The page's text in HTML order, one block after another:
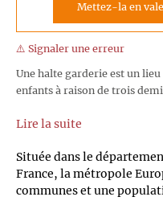
Mettez-la en
⚠️ Signaler une erreur
Une halte garderie est un
enfants à raison de trois
Lire la suite
Située dans le
France, la métropole
communes et une